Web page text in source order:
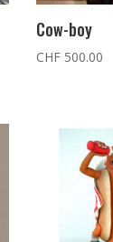
Cow-boy
CHF500.00